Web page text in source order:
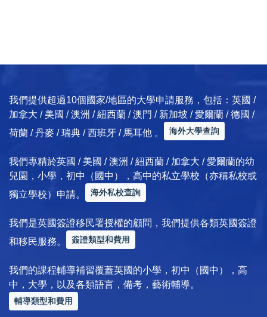
我們提供超過10個國家/地區的大學申請服務，包括：英國 /
加拿大 / 美國 / 澳洲 / 紐西蘭 / 澳門 / 新加坡 / 愛爾蘭 / 德國 /
荷蘭 / 丹麥 / 瑞典 / 西班牙 / 馬耳他 。
海外大學查詢
我們專精於英國 / 美國 / 澳洲 / 紐西蘭 / 加拿大 / 愛爾蘭的幼
兒園，小學，初中（國中），高中的私立學校（亦稱私校或
獨立學校）申請。
海外私校查詢
我們是英國簽證移民署授權的顧問，我們提供各類英國簽證
和移民服務。
簽證類型和費用
我們的課程輔導補習覆蓋英國的小學，初中（國中），高
中，大學，以及各類語言，備考，藝術輔導。
輔導類型和費用